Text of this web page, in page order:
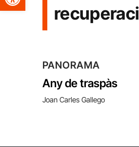
PANORAMA
Any de traspàs
Joan Carles Gallego